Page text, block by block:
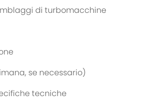
di turbomacchine
se necessario)
tecniche